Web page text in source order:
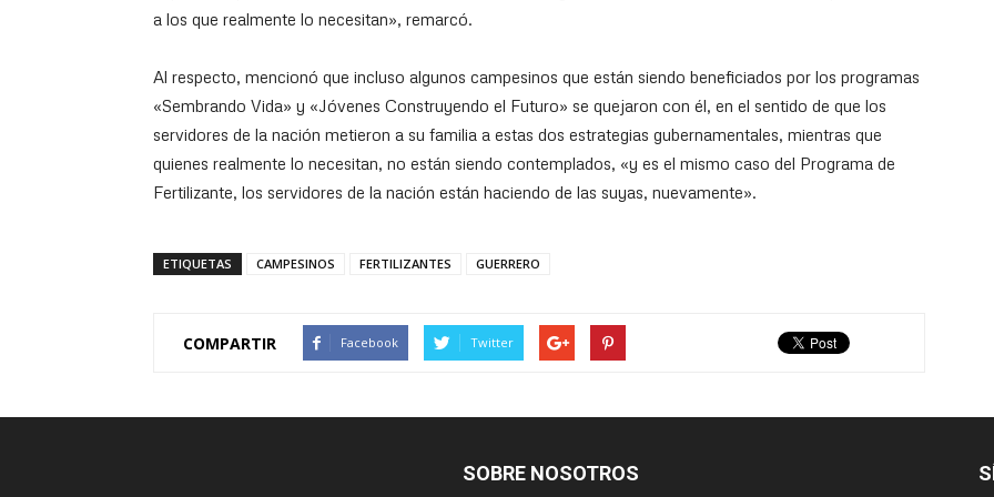
a los que realmente lo necesitan», remarcó.
Al respecto, mencionó que incluso algunos campesinos que están siendo beneficiados por los programas
«Sembrando Vida» y «Jóvenes Construyendo el Futuro» se quejaron con él, en el sentido de que los
servidores de la nación metieron a su familia a estas dos estrategias gubernamentales, mientras que
quienes realmente lo necesitan, no están siendo contemplados, «y es el mismo caso del Programa de
Fertilizante, los servidores de la nación están haciendo de las suyas, nuevamente».
ETIQUETAS CAMPESINOS FERTILIZANTES GUERRERO
COMPARTIR Facebook Twitter
SOBRE NOSOTROS